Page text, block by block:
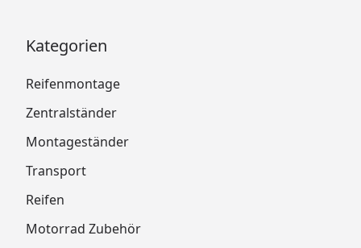
Kategorien
Reifenmontage
Zentralständer
Montageständer
Transport
Reifen
Motorrad Zubehör